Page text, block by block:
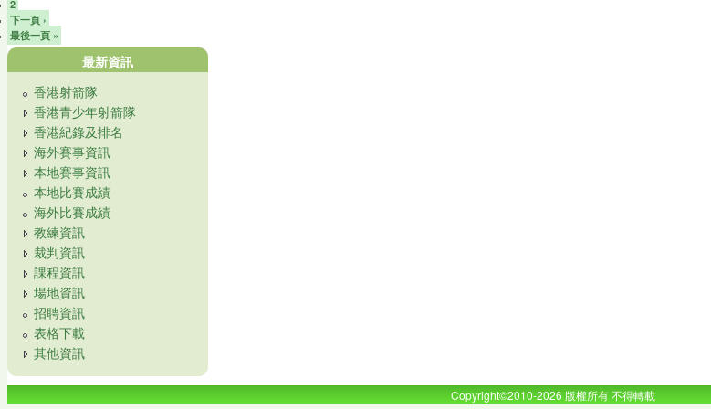
2
下一頁 ›
最後一頁 »
最新資訊
香港射箭隊
香港青少年射箭隊
香港紀錄及排名
海外賽事資訊
本地賽事資訊
本地比賽成績
海外比賽成績
教練資訊
裁判資訊
課程資訊
場地資訊
招聘資訊
表格下載
其他資訊
Copyright©2010-2026 版權所有 不得轉載